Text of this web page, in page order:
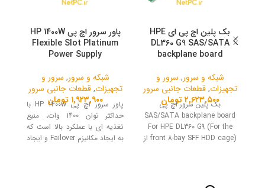
بک پلین اچ پی ای HPE
DL360 G9 SAS/SATA
backplane board
شبکه و سرور, سرور و
تجهیزات,قطعات جانبی سرور
۲,۶۲۳,۵۰۰ تومان
بک پلین سرور اچ پی
SAS/SATA backplane board
For HPE DL360 G9 (For the
front 8-bay SFF HDD cage) از
پاور سرور اچ پی HP 1400W
Flexible Slot Platinum
Power Supply
شبکه و سرور, سرور و
تجهیزات,قطعات جانبی سرور
۱,۹۲۳,۹۰۰ تومان
پاور سرور اچ پی HP 1400w با
حداکثر توان 1400 وات، منبع
تغذیه ای با عملکرد بالا است که
به ایجاد مکانیزم Failover و ایجاد